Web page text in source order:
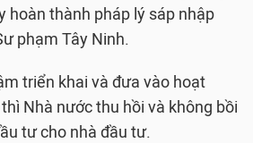
hoàn thành pháp lý sáp nhập
phạm Tây Ninh.
triển khai và đưa vào hoạt
Nhà nước thu hồi và không bồi
tư cho nhà đầu tư.